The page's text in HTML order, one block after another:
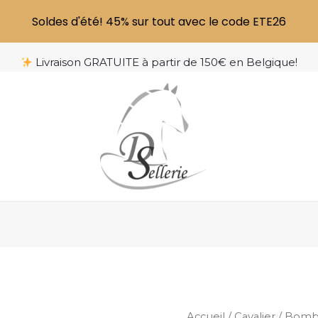
Livraison GRATUITE à partir de 150€ en Belgique!
Soldes d'été! 45% sur tout avec le code ETE26